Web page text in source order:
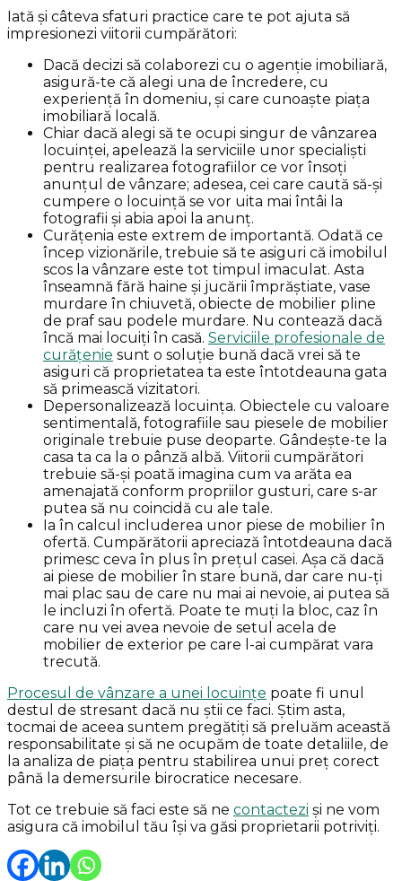
Iată și câteva sfaturi practice care te pot ajuta să
impresionezi viitorii cumpărători:
Dacă decizi să colaborezi cu o agenție imobiliară,
asigură-te că alegi una de încredere, cu
experiență în domeniu, și care cunoaște piața
imobiliară locală.
Chiar dacă alegi să te ocupi singur de vânzarea
locuinței, apelează la serviciile unor specialiști
pentru realizarea fotografiilor ce vor însoți
anunțul de vânzare; adesea, cei care caută să-și
cumpere o locuință se vor uita mai întâi la
fotografii și abia apoi la anunț.
Curățenia este extrem de importantă. Odată ce
încep vizionările, trebuie să te asiguri că imobilul
scos la vânzare este tot timpul imaculat. Asta
înseamnă fără haine și jucării împrăștiate, vase
murdare în chiuvetă, obiecte de mobilier pline
de praf sau podele murdare. Nu contează dacă
încă mai locuiți în casă. Serviciile profesionale de
curățenie sunt o soluție bună dacă vrei să te
asiguri că proprietatea ta este întotdeauna gata
să primească vizitatori.
Depersonalizează locuința. Obiectele cu valoare
sentimentală, fotografiile sau piesele de mobilier
originale trebuie puse deoparte. Gândește-te la
casa ta ca la o pânză albă. Viitorii cumpărători
trebuie să-și poată imagina cum va arăta ea
amenajată conform propriilor gusturi, care s-ar
putea să nu coincidă cu ale tale.
Ia în calcul includerea unor piese de mobilier în
ofertă. Cumpărătorii apreciază întotdeauna dacă
primesc ceva în plus în prețul casei. Așa că dacă
ai piese de mobilier în stare bună, dar care nu-ți
mai plac sau de care nu mai ai nevoie, ai putea să
le incluzi în ofertă. Poate te muți la bloc, caz în
care nu vei avea nevoie de setul acela de
mobilier de exterior pe care l-ai cumpărat vara
trecută.
Procesul de vânzare a unei locuințe poate fi unul
destul de stresant dacă nu știi ce faci. Știm asta,
tocmai de aceea suntem pregătiți să preluăm această
responsabilitate și să ne ocupăm de toate detaliile, de
la analiza de piața pentru stabilirea unui preț corect
până la demersurile birocratice necesare.
Tot ce trebuie să faci este să ne contactezi și ne vom
asigura că imobilul tău își va găsi proprietarii potriviți.